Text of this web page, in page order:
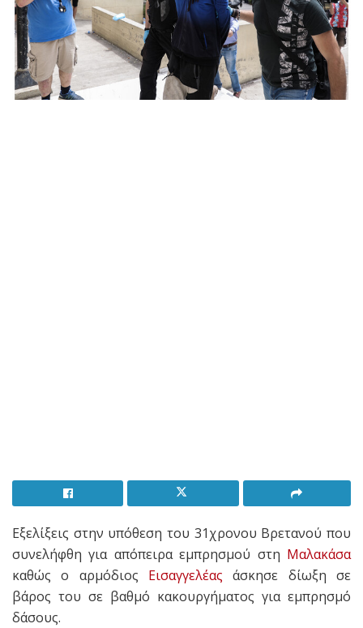
Eξελίξεις στην υπόθεση του 31χρονου Βρετανού που
συνελήφθη για απόπειρα εμπρησμού στη Μαλακάσα
καθώς ο αρμόδιος Εισαγγελέας άσκησε δίωξη σε
βάρος του σε βαθμό κακουργήματος για εμπρησμό
δάσους.